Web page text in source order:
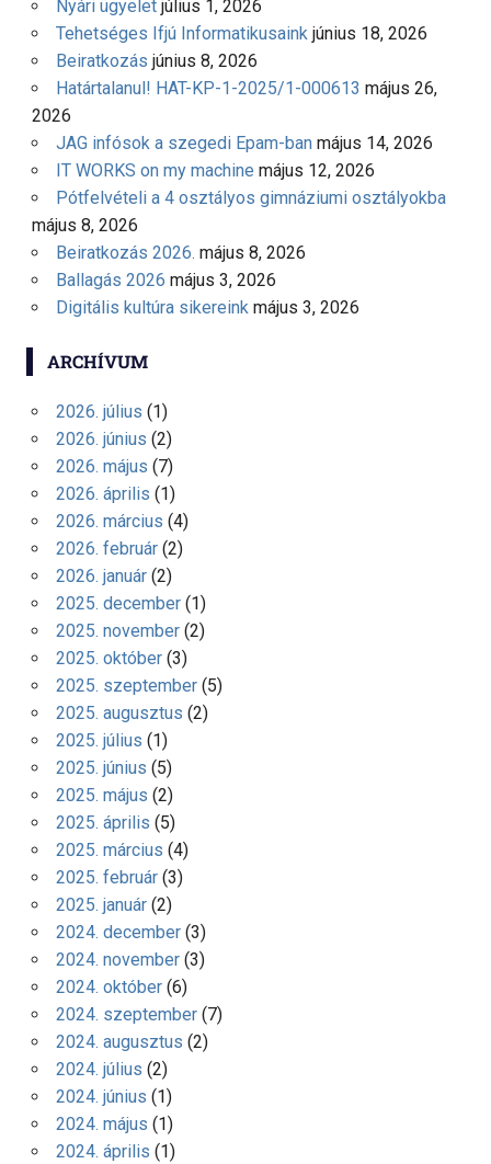
Nyári ügyelet július 1, 2026
Tehetséges Ifjú Informatikusaink június 18, 2026
Beiratkozás június 8, 2026
Határtalanul! HAT-KP-1-2025/1-000613 május 26,
2026
JAG infósok a szegedi Epam-ban május 14, 2026
IT WORKS on my machine május 12, 2026
Pótfelvételi a 4 osztályos gimnáziumi osztályokba
május 8, 2026
Beiratkozás 2026. május 8, 2026
Ballagás 2026 május 3, 2026
Digitális kultúra sikereink május 3, 2026
ARCHÍVUM
2026. július (1)
2026. június (2)
2026. május (7)
2026. április (1)
2026. március (4)
2026. február(2)
2026. január(2)
2025. december(1)
2025. november(2)
2025. október(3)
2025. szeptember(5)
2025. augusztus (2)
2025. július (1)
2025. június (5)
2025. május (2)
2025. április (5)
2025. március (4)
2025. február(3)
2025. január(2)
2024. december(3)
2024. november(3)
2024. október(6)
2024. szeptember(7)
2024. augusztus (2)
2024. július (2)
2024. június (1)
2024. május (1)
2024. április (1)